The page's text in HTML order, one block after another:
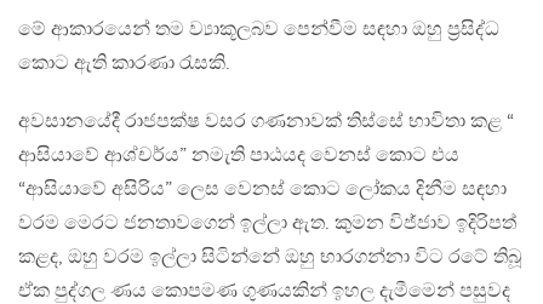
මේ ආකාරයෙන් තම ව්‍යාකූලබව පෙන්වීම සඳහා ඔහු ප්‍රසිද්ධ
කොට ඇති කාරණා රැසකි.
අවසානයේදී රාජපක්ෂ වසර ගණනාවක් තිස්සේ භාවිතා කළ “
ආසියාවේ ආශ්චර්ය” නමැති පාඨයද වෙනස් කොට එය
“ආසියාවේ අසිරිය” ලෙස වෙනස් කොට ලෝකය දිනීම සඳහා
වරම මෙරට ජනතාවගෙන් ඉල්ලා ඇත. කුමන විජ්ජාව ඉදිරිපත්
කළද, ඔහු වරම ඉල්ලා සිටින්නේ ඔහු භාරගන්නා විට රටේ තිබූ
ඒක පුද්ගල ණය කොපමණ ගුණයකින් ඉහල දැමීමෙන් පසුවද